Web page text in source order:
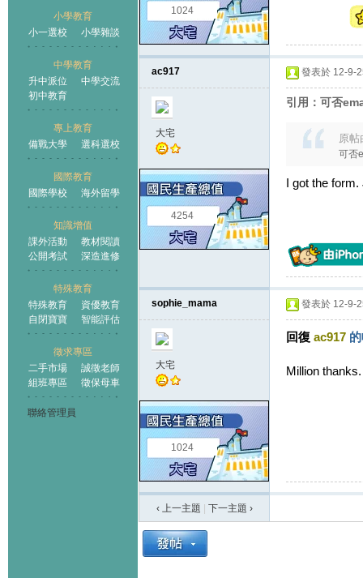
小學教育
小一選校
小學雜談
中學教育
升中派位
中學交流
初中教育
專上教育
備戰大學
選科選校
國際教育
國際學校
海外留學
知識增值
課外活動
教材閱讀
公開考試
深造進修
特殊教育
特殊教育
資優教育
自閉寶寶
智能評估
徵求專區
二手市場
誠徵老師
組班專區
徵保母車
聯絡管理員
1024
ac917
大宅
4254
發表於 12-9-
引用：可否
原
可否
I got the
sophie_mama
大宅
1024
發表於 12-9-
回復 ac917
Million
‹ 上一主題 下一主題 ›